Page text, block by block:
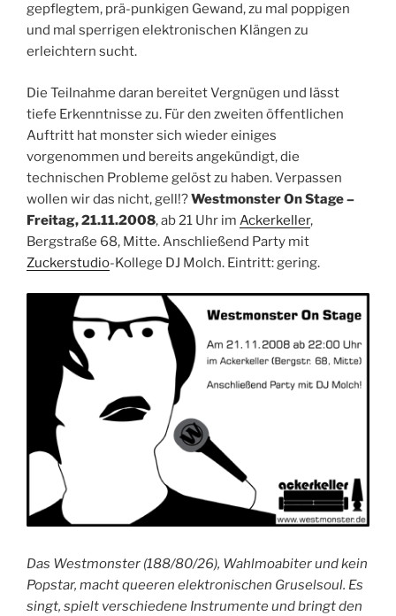
gepflegtem, prä-punkigen Gewand, zu mal poppigen
und mal sperrigen elektronischen Klängen zu
erleichtern sucht.
Die Teilnahme daran bereitet Vergnügen und lässt
tiefe Erkenntnisse zu. Für den zweiten öffentlichen
Auftritt hat monster sich wieder einiges
vorgenommen und bereits angekündigt, die
technischen Probleme gelöst zu haben. Verpassen
wollen wir das nicht, gell!?Westmonster On Stage –
Freitag,21.11.2008, ab 21 Uhr im Ackerkeller,
Bergstraße 68, Mitte. Anschließend Party mit
Zuckerstudio-Kollege DJ Molch. Eintritt: gering.
Das Westmonster (188/80/26), Wahlmoabiter und kein
Popstar, macht queeren elektronischen Gruselsoul. Es
singt, spielt verschiedene Instrumente und bringt den